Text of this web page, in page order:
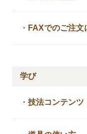
・ FAXでのご注文
学び
・技法コンテンツ